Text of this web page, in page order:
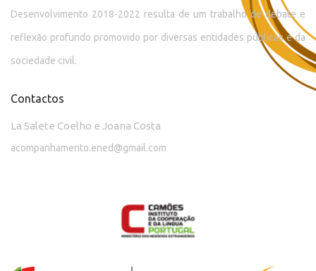
Desenvolvimento 2018-2022 resulta de um trabalho de debate e
reflexão profundo promovido por diversas entidades públicas e da
sociedade civil.
Contactos
La Salete Coelho e Joana Costa
acompanhamento.ened@gmail.com